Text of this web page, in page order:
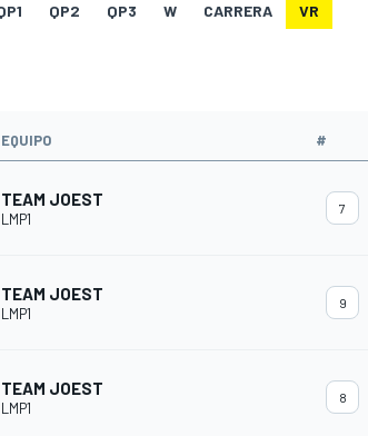
QP2 QP3 W CARRERA VR
EQUIPO #
TEAM JOEST
LMP1
7
TEAM JOEST
LMP1
9
TEAM JOEST
LMP1
8